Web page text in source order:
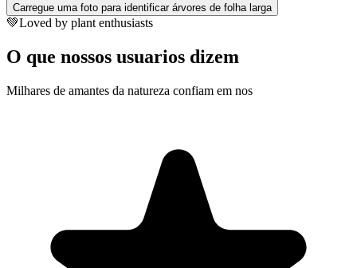
Carregue uma foto para identificar árvores de folha larga
💚Loved by plant enthusiasts
O que nossos usuarios dizem
Milhares de amantes da natureza confiam em nos